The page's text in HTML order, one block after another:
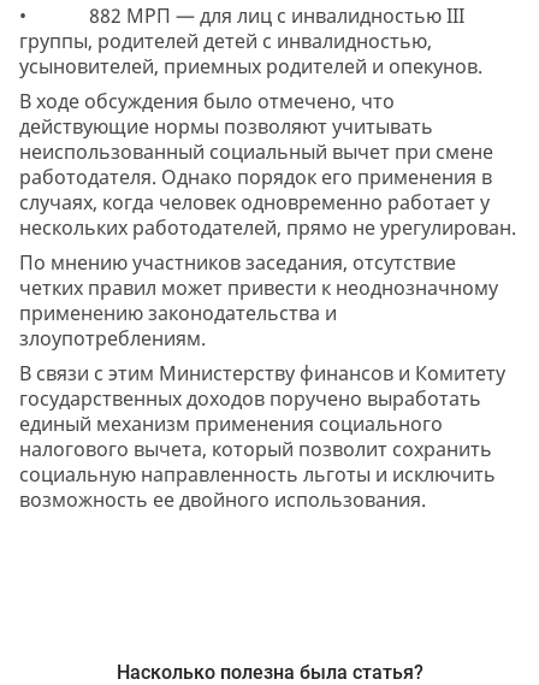
• 882 МРП — для лиц с инвалидностью III
группы, родителей детей с инвалидностью,
усыновителей, приемных родителей и опекунов.
В ходе обсуждения было отмечено, что
действующие нормы позволяют учитывать
неиспользованный социальный вычет при смене
работодателя. Однако порядок его применения в
случаях, когда человек одновременно работает у
нескольких работодателей, прямо не урегулирован.
По мнению участников заседания, отсутствие
четких правил может привести к неоднозначному
применению законодательства и
злоупотреблениям.
В связи с этим Министерству финансов и Комитету
государственных доходов поручено выработать
единый механизм применения социального
налогового вычета, который позволит сохранить
социальную направленность льготы и исключить
возможность ее двойного использования.
Насколько полезна была статья?